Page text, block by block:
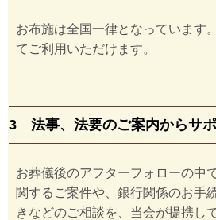
お布施は全国一律となっています
てご利用いただけます。
3 法事、法要のご案内からサ
お葬儀後のアフターフォローの中
関するご案件や、銀行関係のお手
きなどのご相談を、当会が提携し